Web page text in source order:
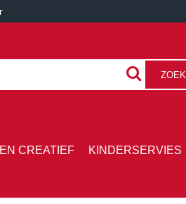
ZOEK
CREATIEF KINDERSERVIES